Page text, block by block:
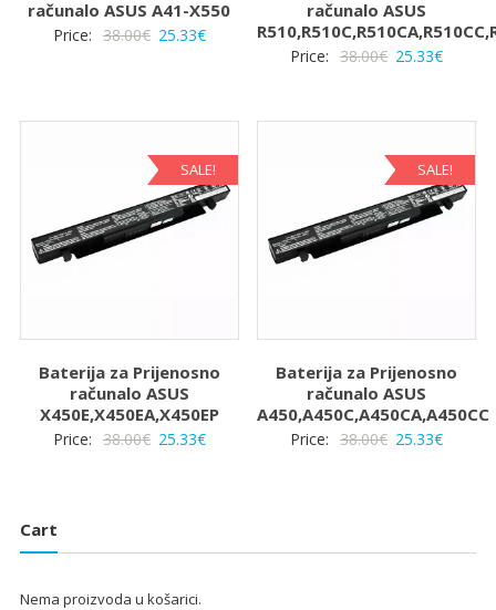
računalo ASUS A41-X550
Price: 38.00€ Izvorna
je:
25.33€Trenutna
25.33€.
računalo ASUS
Price: 38.00€ Izvorna
38.00€.
25.33€
SALE!
Baterija za Prijenosno
računalo ASUS
X450E,X450EA,X450EP
Price: 38.00€ Izvorna
38.00€.
25.33€Trenutna
SALE!
Baterija za Prijenosno
računalo ASUS
A450,A450C,A450CA,A450CC
Price: 38.00€ Izvorna
38.00€.
25.33€
Cart
Nema proizvoda u košarici.